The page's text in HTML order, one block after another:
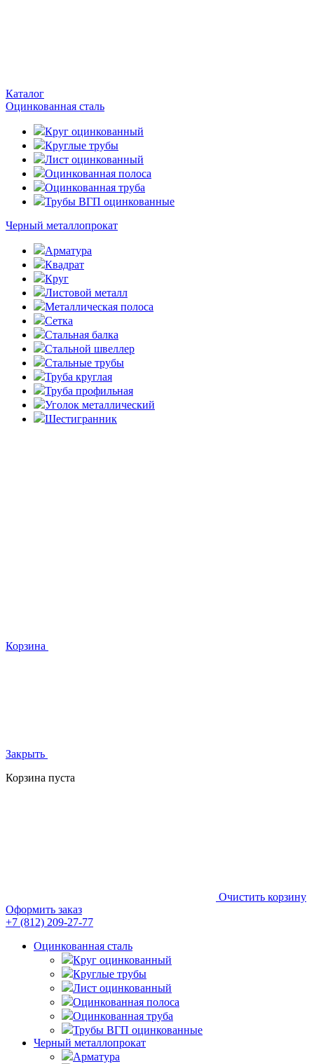
Каталог
Оцинкованная сталь
Круг оцинкованный
Круглые трубы
Лист оцинкованный
Оцинкованная полоса
Оцинкованная труба
Трубы ВГП оцинкованные
Черный металлопрокат
Арматура
Квадрат
Круг
Листовой металл
Металлическая полоса
Сетка
Стальная балка
Стальной швеллер
Стальные трубы
Труба круглая
Труба профильная
Уголок металлический
Шестигранник
Корзина
Закрыть
Корзина пуста
Очистить корзину
Оформить заказ
+7 (812) 209-27-77
Оцинкованная сталь
Круг оцинкованный
Круглые трубы
Лист оцинкованный
Оцинкованная полоса
Оцинкованная труба
Трубы ВГП оцинкованные
Черный металлопрокат
Арматура